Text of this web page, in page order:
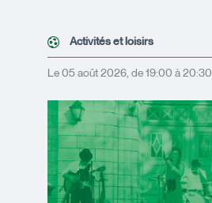
Activités et loisirs
Le 05 août 2026, de 19:00 à 20:30